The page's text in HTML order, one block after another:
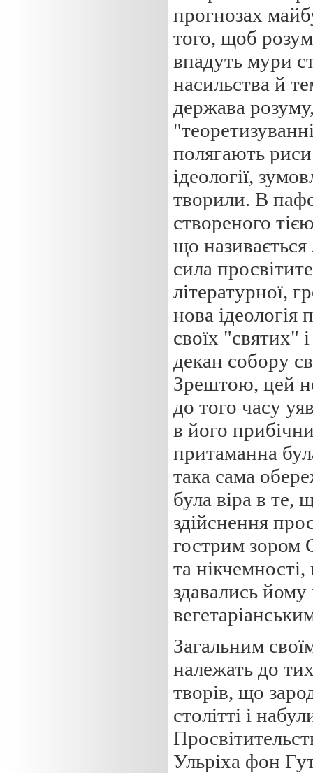
прогнозах
того, щоб
впадуть мури
насильства й
держава
полягають риси
ідеології,
творили. В
створеного
що
сила
літературної,
нова ідеологія
своїх "святих"
декан собору
Зрештою, цей
до того часу
в його
притаманна
така сама
була віра в
здійснення
гострим зором
та
здавались
Загальним
належать до
творів, що
столітті і
Ульріха фон